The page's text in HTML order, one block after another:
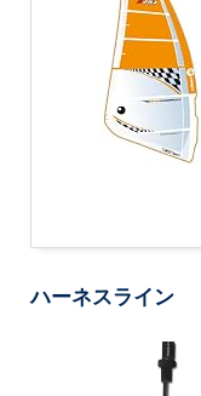
ハーネスライン